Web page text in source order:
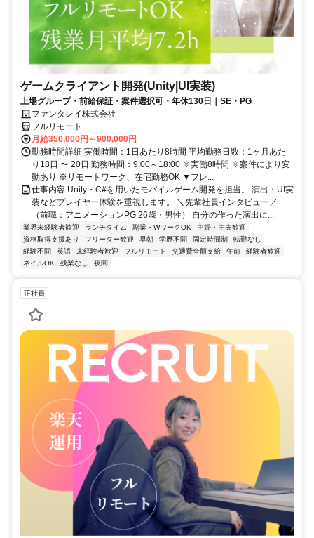
ゲームクライアント開発(Unity|UI実装)
上場グループ・前給保証・案件選択可・年休130日｜SE・PG
ファンタレイ株式会社
フルリモート
月給350,000円～900,000円
勤務時間詳細 実働時間：1日あたり8時間 平均勤務日数：1ヶ月あた
り18日 〜 20日 勤務時間：9:00～18:00 ※実働8時間 ※案件により変
動あり ※リモートワーク、在宅勤務OK ▼フレ...
仕事内容 Unity・C#を用いたモバイルゲーム開発を担当。 演出・UI実
装などプレイヤー体験を重視します。 ＼先輩社員インタビュー／
（前職：アニメーションPG 26歳・男性） 自分の作った演出に...
業界未経験者歓迎 ランチタイム 副業・WワークOK
主婦・主夫歓迎
資格取得支援あり
フリーター歓迎 早朝 学歴不問 固定時間制
転勤なし
経験不問
英語 未経験者歓迎 フルリモート 交通費全額支給 午前
経験者歓迎
ネイルOK
残業なし 夜間
正社員